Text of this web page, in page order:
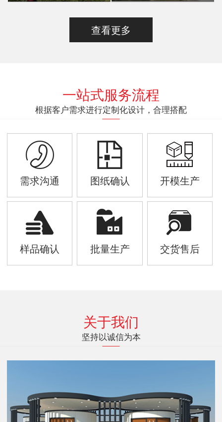
查看更多
一站式服务流程
根据客户需求进行定制化设计，合理搭配
需求沟通 图纸确认 开模生产
样品确认 批量生产 交货售后
关于我们
坚持以诚信为本